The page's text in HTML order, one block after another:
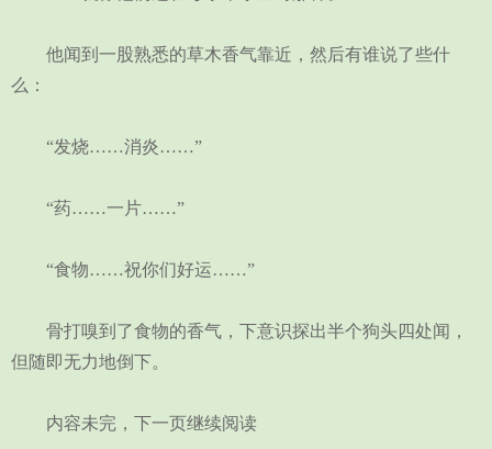
他闻到一股熟悉的草木香气靠近，然后有谁说了些什
么：
“发烧……消炎……”
“药……一片……”
“食物……祝你们好运……”
骨打嗅到了食物的香气，下意识探出半个狗头四处闻，
但随即无力地倒下。
内容未完，下一页继续阅读